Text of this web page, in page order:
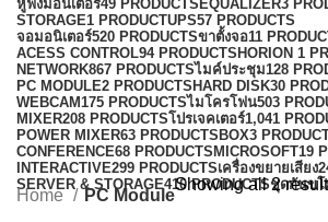
หูฟังมอนิเตอร์49 PRODUCTSEQUALIZER3
STORAGE1 PRODUCTUPS57 PRODUCTS
จอมอนิเตอร์520 PRODUCTSขาตั้งจอ11
ACESS CONTROL94 PRODUCTSHORION 1
NETWORK867 PRODUCTSไมค์ประชุม128
PC MODULE2 PRODUCTSHARD DISK30
WEBCAM175 PRODUCTSไมโครโฟน503
MIXER208 PRODUCTSโปรเจคเตอร์1,041
POWER MIXER63 PRODUCTSBOX3
CONFERENCE68 PRODUCTSMICROSOFT19
INTERACTIVE299 PRODUCTSเครื่องขยายเสียง
SERVER & STORAGE410 PRODUCTSชุดกันขโ
Home PC Module
Showing all 2